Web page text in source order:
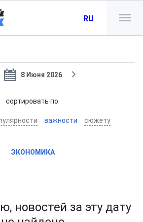
RU
8 Июня 2026
cортировать по:
важности сюжету
ЭКОНОМИКА
новостей за эту дату